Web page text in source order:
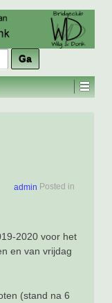
admin Posted in
2020 voor het
en van vrijdag
(stand na 6